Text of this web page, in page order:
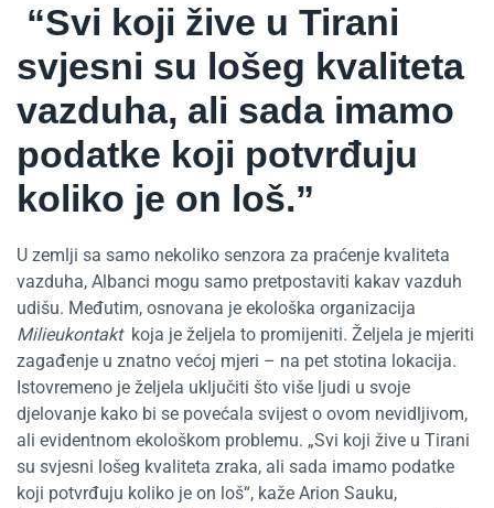
“Svi koji žive u Tirani
svjesni su lošeg kvaliteta
vazduha, ali sada imamo
podatke koji potvrđuju
koliko je on loš.”
U zemlji sa samo nekoliko senzora za praćenje kvaliteta
vazduha, Albanci mogu samo pretpostaviti kakav vazduh
udišu. Međutim, osnovana je ekološka organizacija
Milieukontaktkoja je željela to promijeniti. Željela je mjeriti
zagađenje u znatno većoj mjeri – na pet stotina lokacija.
Istovremeno je željela uključiti što više ljudi u svoje
djelovanje kako bi se povećala svijest o ovom nevidljivom,
ali evidentnom ekološkom problemu. „Svi koji žive u Tirani
su svjesni lošeg kvaliteta zraka, ali sada imamo podatke
koji potvrđuju koliko je on loš“, kaže Arion Sauku,